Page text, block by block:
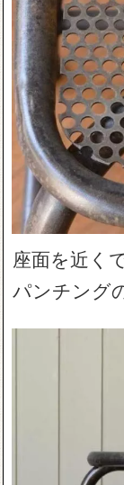
座面を近く
パンチング